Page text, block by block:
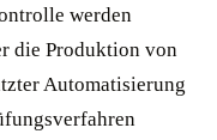
werden
die Produktion von
Automatisierung